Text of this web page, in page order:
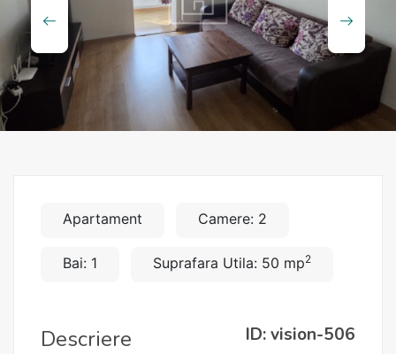
Apartament Camere: 2
Bai: 1 Suprafara Utila: 50 mp2
Descriere ID: vision-506